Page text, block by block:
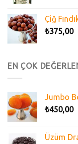
Çiğ
₺375,00
EN ÇOK
Jumbo
₺450,00
Üzüm